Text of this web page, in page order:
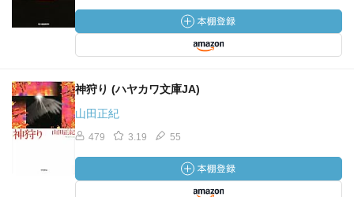
神狩り (ハヤカワ文庫JA)
山田正紀
479 3.19 55